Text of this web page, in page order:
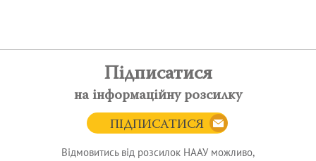
Підписатися
на інформаційну розсилку
ПІДПИСАТИСЯ
Відмовитись від розсилок НААУ можливо,